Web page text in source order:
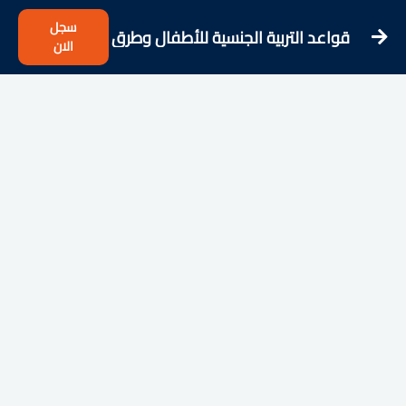
قواعد التربية الجنسية للأطفال وطرق
التوعية
سجل
الان